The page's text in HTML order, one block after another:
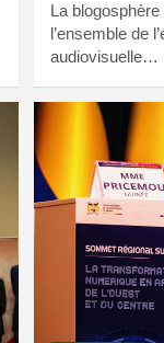
La
l’ensemble de
audiovisuelle…